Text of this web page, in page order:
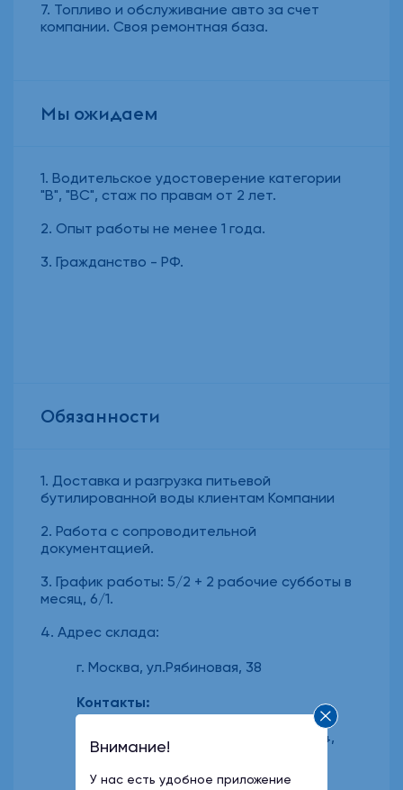
Топливо и обслуживание авто за счет
компании. Своя ремонтная база.
Мы ожидаем
Водительское удостоверение категории
"В", "ВС", стаж по правам от 2 лет.
Опыт работы не менее 1 года.
Гражданство - РФ.
Обязанности
Доставка и разгрузка питьевой
бутилированной воды клиентам Компании
Работа с сопроводительной
документацией.
График работы: 5/2 + 2 рабочие субботы в
месяц, 6/1.
Адрес склада:
г. Москва, ул.Рябиновая, 38
Контакты:
+7 (999) 277-03-50 +7(999)540-81-44,
+7(999)540-82-80
Внимание!
У нас есть удобное приложение